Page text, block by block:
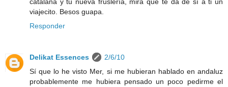
catalana y tu nueva fruslería, mira que te da de sí a ti un
viajecito. Besos guapa.
Responder
Delikat Essences
2/6/10
Sí que lo he visto Mer, si me hubieran hablado en andaluz
probablemente me hubiera pensado un poco pedirme el